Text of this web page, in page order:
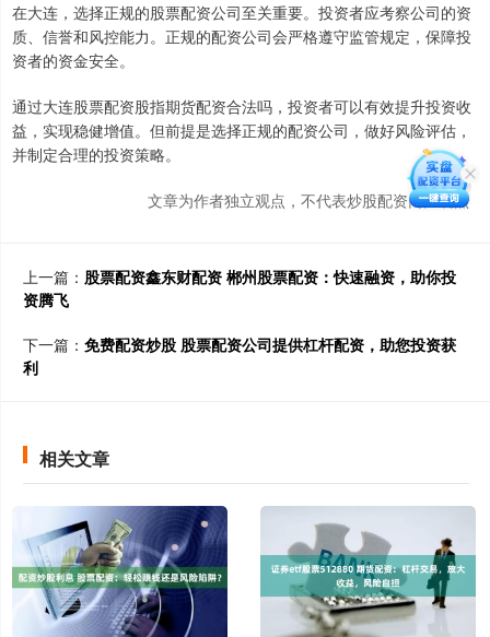
在大连，选择正规的股票配资公司至关重要。投资者应考察公司的资
质、信誉和风控能力。正规的配资公司会严格遵守监管规定，保障投
资者的资金安全。
通过大连股票配资股指期货配资合法吗，投资者可以有效提升投资收
益，实现稳健增值。但前提是选择正规的配资公司，做好风险评估，
并制定合理的投资策略。
文章为作者独立观点，不代表炒股配资门户观点
上一篇： 股票配资鑫东财配资 郴州股票配资：快速融资，助你投
资腾飞
下一篇： 免费配资炒股 股票配资公司提供杠杆配资，助您投资获
利
相关文章